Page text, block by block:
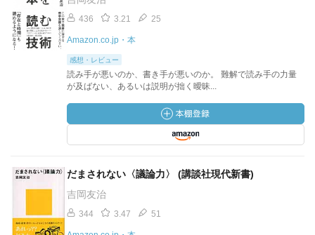
436 3.21 25
Amazon.co.jp・本
感想・レビュー
読み手が悪いのか、書き手が悪いのか。 難解で読み手の力量
が及ばない、あるいは説明が拙く曖昧...
だまされない〈議論力〉 (講談社現代新書)
吉岡友治
344 3.47 51